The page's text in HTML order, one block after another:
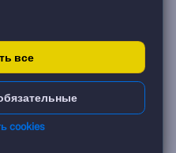
все
cookies